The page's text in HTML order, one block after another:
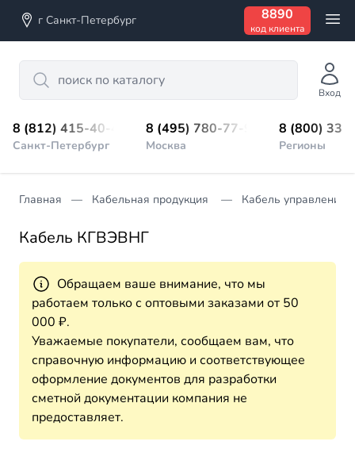
г Санкт-Петербург 8890
код клиента
Search
Вход
8 (812) 415-40-45
Санкт-Петербург
8 (495) 780-77-98
Москва
8 (800)
Регионы
Главная Кабельная продукция Кабель управления
Кабель КГВЭВНГ
Обращаем ваше внимание, что мы
работаем только с оптовыми заказами от 50
000 ₽.
Уважаемые покупатели, сообщаем вам, что
справочную информацию и соответствующее
оформление документов для разработки
сметной документации компания не
предоставляет.